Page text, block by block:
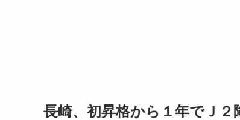
長崎、初昇格から１年でＪ